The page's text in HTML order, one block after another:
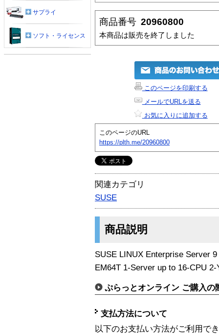
商品番号 20960800
本商品は販売を終了しました
このページを印刷する
メールでURLを送る
お気に入りに追加する
このページのURL
https://plth.me/20960800
関連カテゴリ
SUSE
商品説明
SUSE LINUX Enterprise Server
EM64T 1-Server up to 16-CPU
ぷらっとオンライン ご購入の
支払方法について
以下のお支払い方法がご利用で
サプライ
ソフト・ライセンス